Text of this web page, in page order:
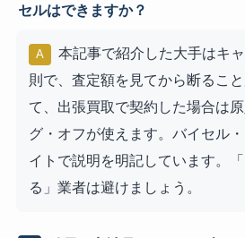
セルはできますか？
A
本記事で紹介した大手はキ
則で、査定額を見てから断るこ
て、出張買取で契約した場合は
グ・オフが使えます。バイセル
イトで説明を明記しています。
る」業者は避けましょう。